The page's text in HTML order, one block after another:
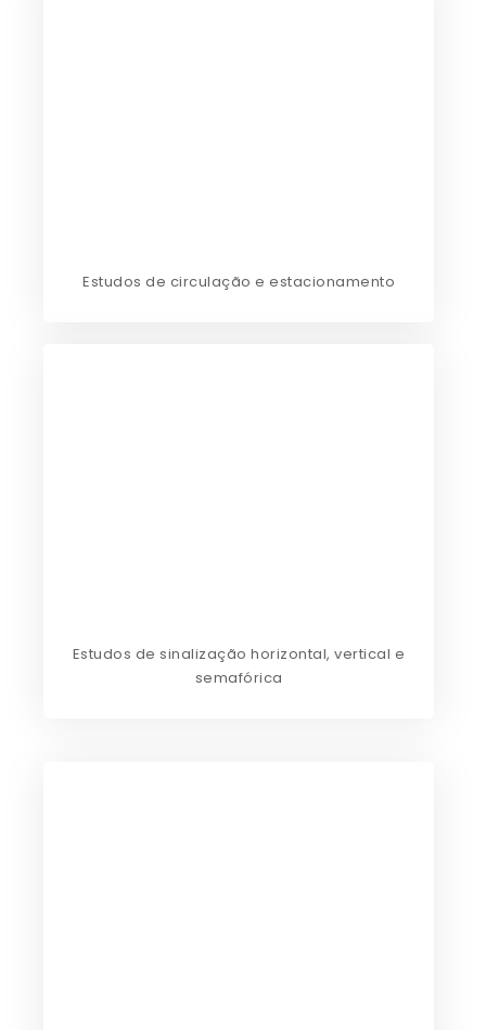
Estudos de circulação e estacionamento
Estudos de sinalização horizontal, vertical e
semafórica